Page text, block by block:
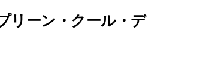
リーン・クール・デ